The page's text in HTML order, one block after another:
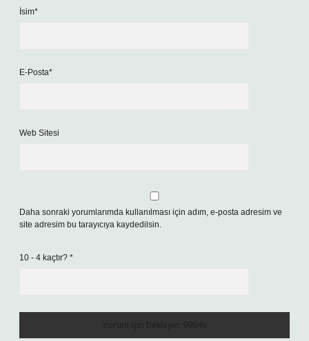
İsim*
E-Posta*
Web Sitesi
Daha sonraki yorumlarımda kullanılması için adım, e-posta adresim ve
site adresim bu tarayıcıya kaydedilsin.
10 - 4 kaçtır? *